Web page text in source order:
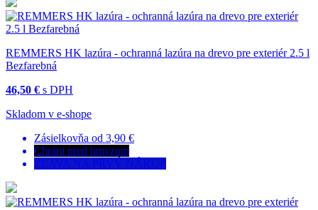
REMMERS HK lazúra - ochranná lazúra na drevo pre exteriér 2.5 l
Bezfarebná
46,50 € s DPH
Skladom v e-shope
Zásielkovňa od 3,90 €
Chráni pred hmyzom
ZĽAVA NA PRVÝ NÁKUP